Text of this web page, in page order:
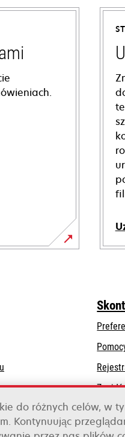
tab
new
tab
Lista
do różnych celów, w
Kontynuując